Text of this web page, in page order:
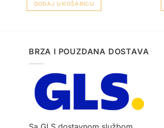
DODAJ U KOŠARICU
BRZA I POUZDANA DOSTAVA